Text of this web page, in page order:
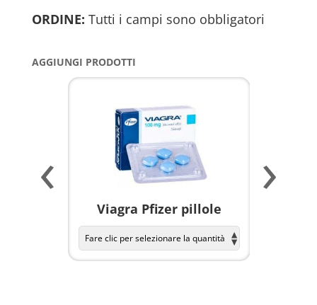
ORDINE: Tutti i campi sono obbligatori
AGGIUNGI PRODOTTI
Viagra Pfizer pillole
‹ ›